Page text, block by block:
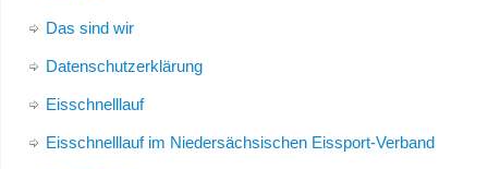
Das sind wir
Datenschutzerklärung
Eisschnelllauf
Eisschnelllauf im Niedersächsischen Eissport-Verband